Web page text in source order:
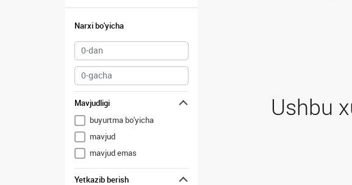
Narxi bo'yicha
Mavjudligi
buyurtma bo'yicha
mavjud
mavjud emas
Yetkazib berish
Ushbu